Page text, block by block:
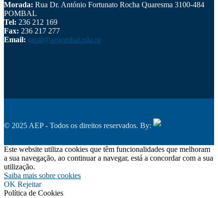
Morada: Rua Dr. António Fortunato Rocha Quaresma 3100-484
POMBAL
Tel: 236 212 169
Fax: 236 217 277
Email: geral@aepombal.edu.pt
© 2025 AEP - Todos os direitos reservados. By:
Este website utiliza cookies que têm funcionalidades que melhoram
a sua navegação, ao continuar a navegar, está a concordar com a sua
utilização.
Saiba mais sobre cookies
OK Rejeitar
Política de Cookies